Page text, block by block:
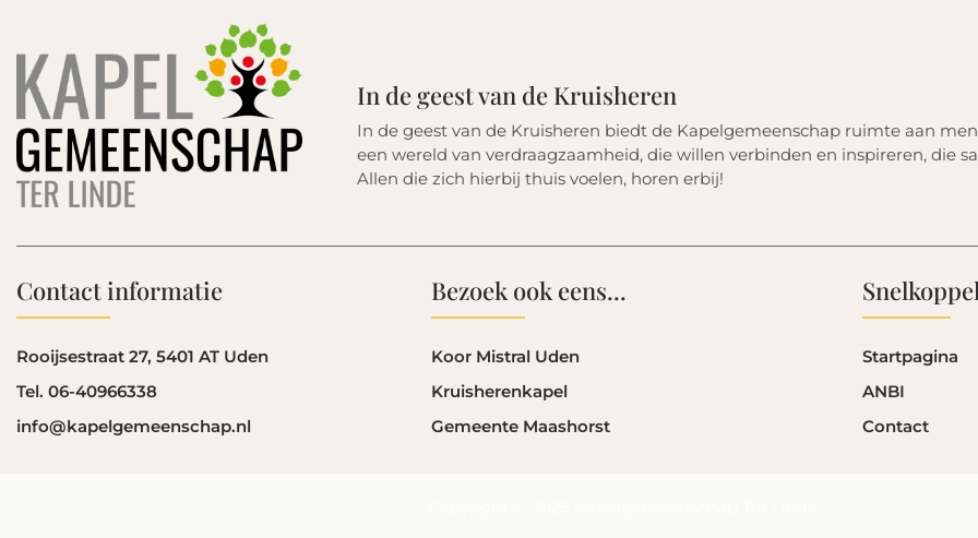
In de geest van de Kruisheren
In de geest van de Kruisheren biedt de Kapelgemeenschap ruimte aan
een wereld van verdraagzaamheid, die willen verbinden en inspireren, die
Allen die zich hierbij thuis voelen, horen erbij!
Contact informatie
Rooijsestraat 27, 5401 AT Uden
Tel. 06-40966338
info@kapelgemeenschap.nl
Bezoek ook eens...
Koor Mistral Uden
Kruisherenkapel
Gemeente Maashorst
Startpagina
ANBI
Contact